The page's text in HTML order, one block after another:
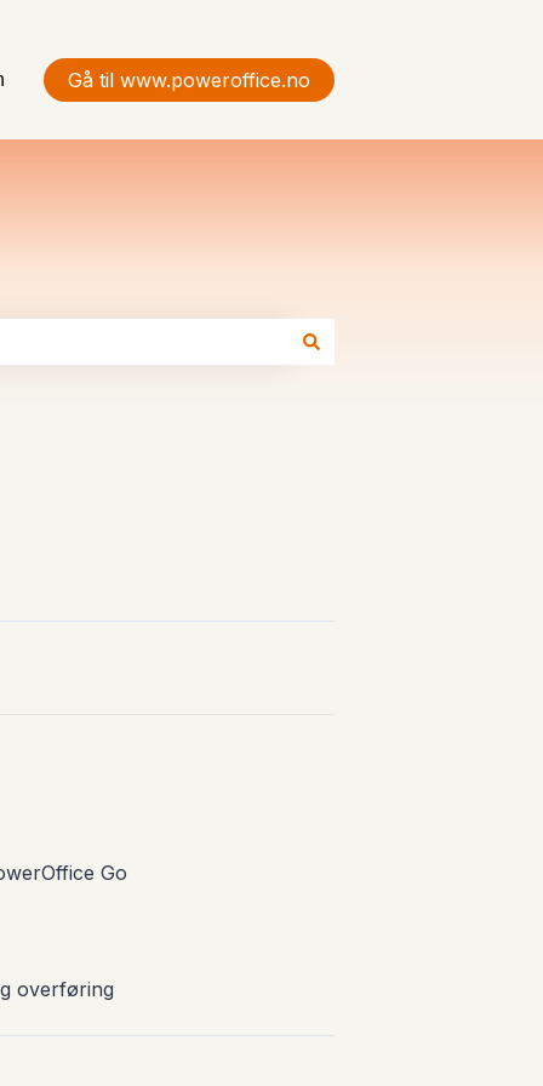
Gå til www.poweroffice.no
Go
overføring